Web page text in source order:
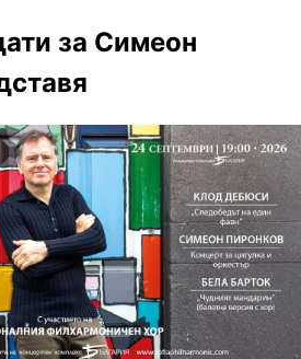
за Симеон